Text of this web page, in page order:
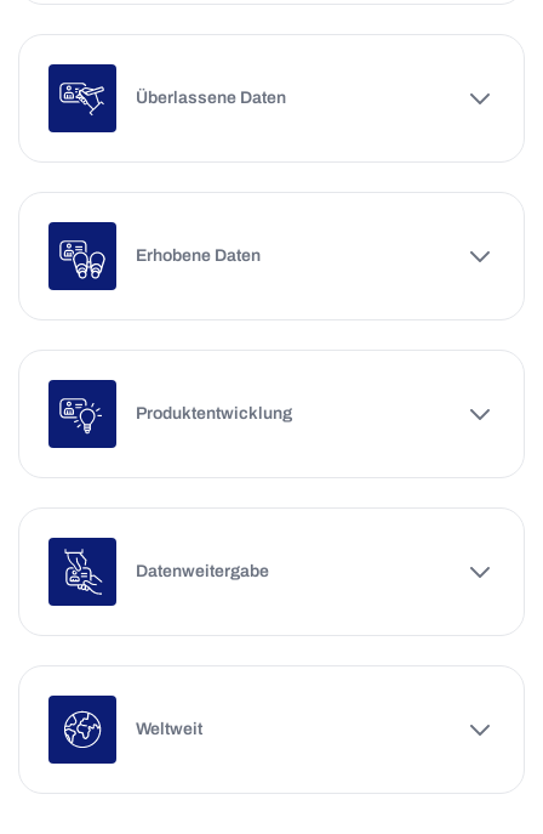
Überlassene Daten
Erhobene Daten
Produktentwicklung
Datenweitergabe
Weltweit